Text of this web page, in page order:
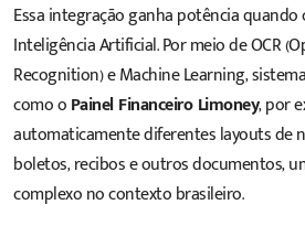
Essa integração ganha potência
Inteligência Artificial. Por meio de OCR
Recognition) e Machine Learning,
como oPainel Financeiro Limoney, por
automaticamente diferentes layouts de
boletos, recibos e outros documentos,
complexo no contexto brasileiro.